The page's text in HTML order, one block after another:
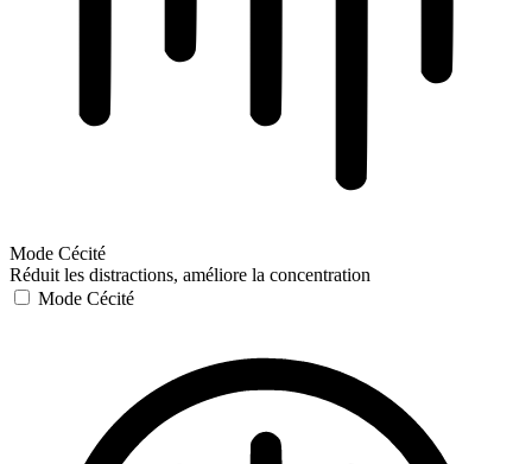
Mode Cécité
Réduit les distractions, améliore la concentration
Mode Cécité